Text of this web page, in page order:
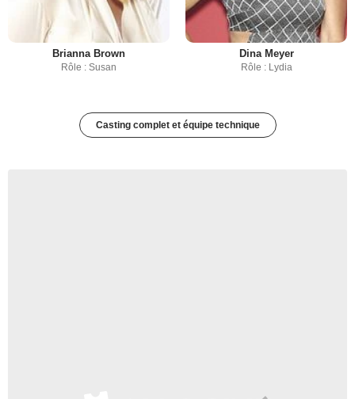
Brianna Brown
Rôle : Susan
Dina Meyer
Rôle : Lydia
Casting complet et équipe technique